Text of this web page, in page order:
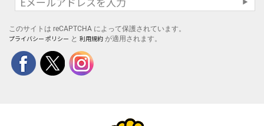
このサイトは reCAPTCHA によって保護されています。
プライバシー ポリシー と 利用規約 が適用されます。